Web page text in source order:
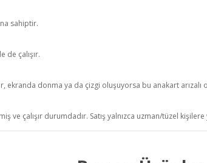
sahiptir.
de çalışır.
ekranda donma ya da çizgi oluşuyorsa bu anakart arızalı
ve çalışır durumdadır. Satış yalnızca uzman/tüzel